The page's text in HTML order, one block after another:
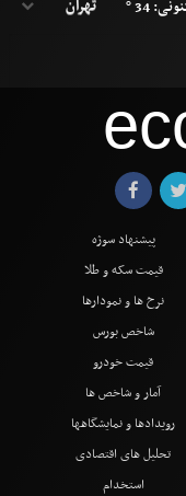
34 °
پیشنهاد سوژه
قیمت سکه و طلا
نرخ ها و نمودارها
شاخص بورس
قیمت خودرو
آمار و شاخص ها
رویدادها و نمایشگاهها
تحلیل های اقتصادی
استخدام